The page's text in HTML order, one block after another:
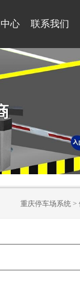
心 联系我们
重庆停车场系统 >